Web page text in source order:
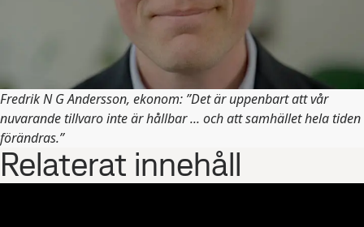
Fredrik N G Andersson, ekonom: ”Det är uppenbart att vår
nuvarande tillvaro inte är hållbar ... och att samhället hela tiden
förändras.”
Relaterat innehåll